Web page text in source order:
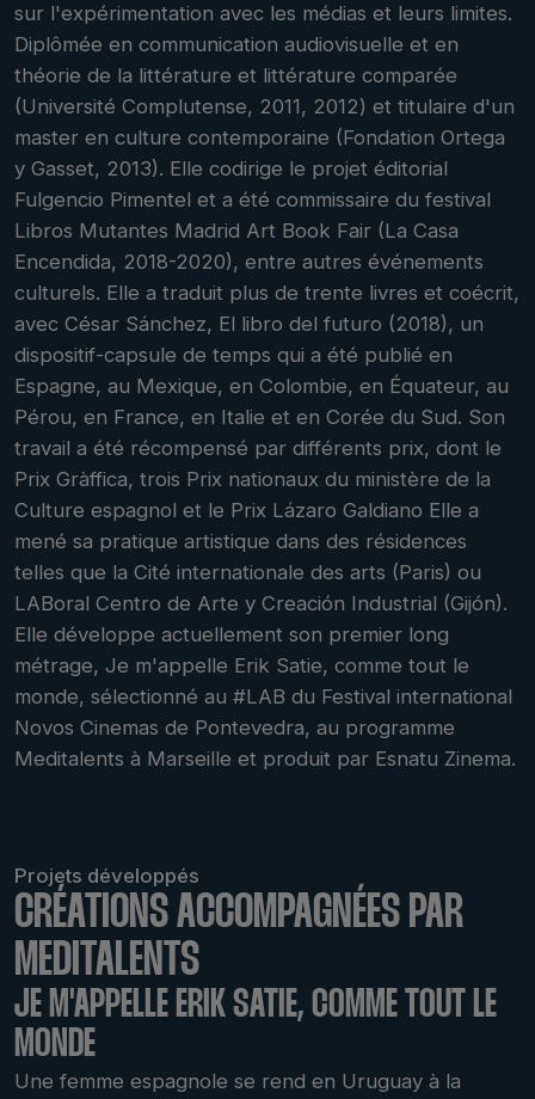
sur l'expérimentation avec les médias et leurs limites.
Diplômée en communication audiovisuelle et en
théorie de la littérature et littérature comparée
(Université Complutense, 2011, 2012) et titulaire d'un
master en culture contemporaine (Fondation Ortega
y Gasset, 2013). Elle codirige le projet éditorial
Fulgencio Pimentel et a été commissaire du festival
Libros Mutantes Madrid Art Book Fair (La Casa
Encendida, 2018-2020), entre autres événements
culturels. Elle a traduit plus de trente livres et coécrit,
avec César Sánchez, El libro del futuro (2018), un
dispositif-capsule de temps qui a été publié en
Espagne, au Mexique, en Colombie, en Équateur, au
Pérou, en France, en Italie et en Corée du Sud. Son
travail a été récompensé par différents prix, dont le
Prix Gràffica, trois Prix nationaux du ministère de la
Culture espagnol et le Prix Lázaro Galdiano Elle a
mené sa pratique artistique dans des résidences
telles que la Cité internationale des arts (Paris) ou
LABoral Centro de Arte y Creación Industrial (Gijón).
Elle développe actuellement son premier long
métrage, Je m'appelle Erik Satie, comme tout le
monde, sélectionné au #LAB du Festival international
Novos Cinemas de Pontevedra, au programme
Meditalents à Marseille et produit par Esnatu Zinema.
Projets développés
CRÉATIONS ACCOMPAGNÉES PAR
MEDITALENTS
JE M'APPELLE ERIK SATIE, COMME TOUT LE
MONDE
Une femme espagnole se rend en Uruguay à la